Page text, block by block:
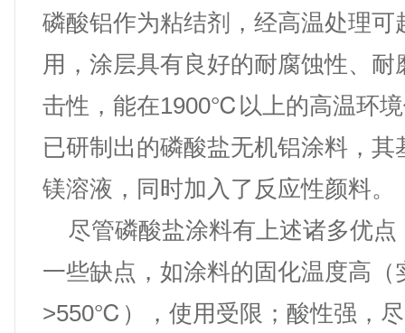
磷酸铝作为粘结剂，经高温处理可
用，涂层具有良好的耐腐蚀性、耐
击性，能在1900℃以上的高温环
已研制出的磷酸盐无机铝涂料，其
镁溶液，同时加入了反应性颜料。
尽管磷酸盐涂料有上述诸多优点
一些缺点，如涂料的固化温度高（
>550℃），使用受限；酸性强，